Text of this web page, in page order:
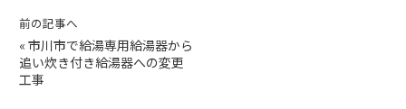
前の記事へ
« 市川市で給湯専用給湯器から
追い炊き付き給湯器への変更
工事